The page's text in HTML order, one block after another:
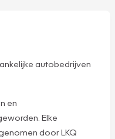
autobedrijven
en
Elke
door LKQ